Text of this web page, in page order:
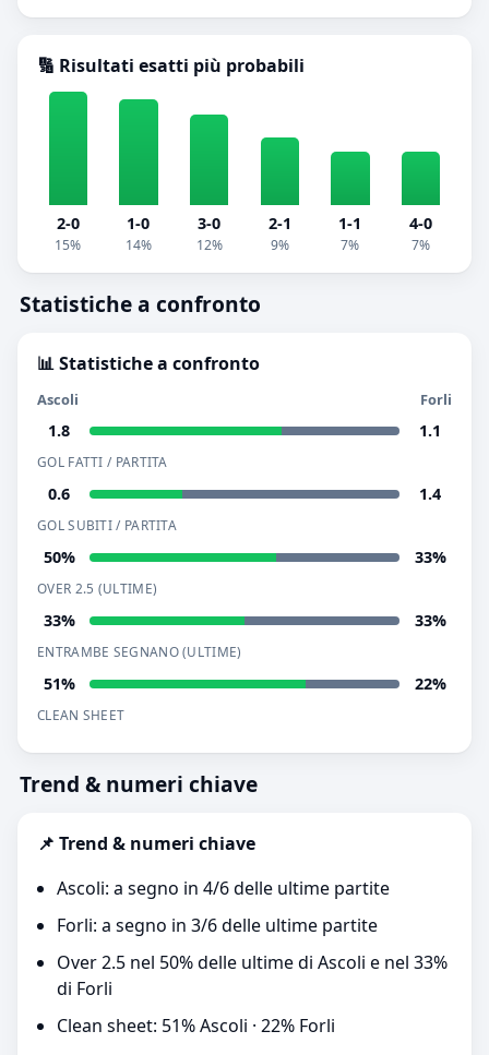
🔢 Risultati esatti più probabili
2-0
15%
1-0
14%
3-0
12%
2-1
9%
1-1
7%
4-0
7%
Statistiche a confronto
📊 Statistiche a confronto
Ascoli Forli
1.8 1.1
GOL FATTI / PARTITA
0.6 1.4
GOL SUBITI / PARTITA
50% 33%
OVER 2.5 (ULTIME)
33% 33%
ENTRAMBE SEGNANO (ULTIME)
51% 22%
CLEAN SHEET
Trend & numeri chiave
📌 Trend & numeri chiave
Ascoli: a segno in 4/6 delle ultime partite
Forli: a segno in 3/6 delle ultime partite
Over 2.5 nel 50% delle ultime di Ascoli e nel 33%
di Forli
Clean sheet: 51% Ascoli · 22% Forli